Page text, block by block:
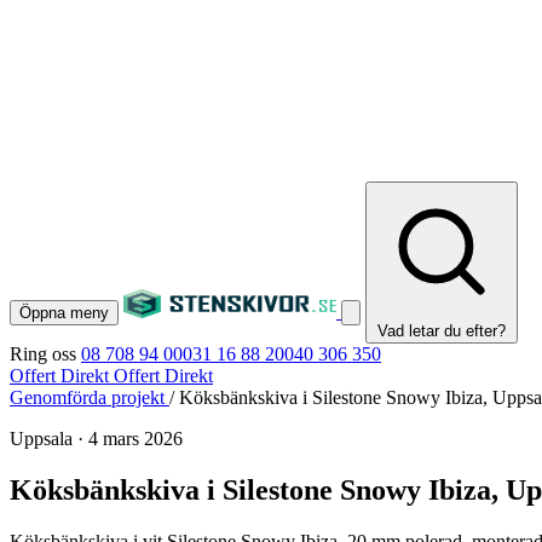
Öppna meny
Vad letar du efter?
Ring oss 08 708 94 00031 16 88 20040 306 350
Offert Direkt Offert Direkt
Genomförda projekt / Köksbänkskiva i Silestone Snowy Ibiza,
Uppsala · 4 mars 2026
Köksbänkskiva i Silestone Snowy Ibiza,